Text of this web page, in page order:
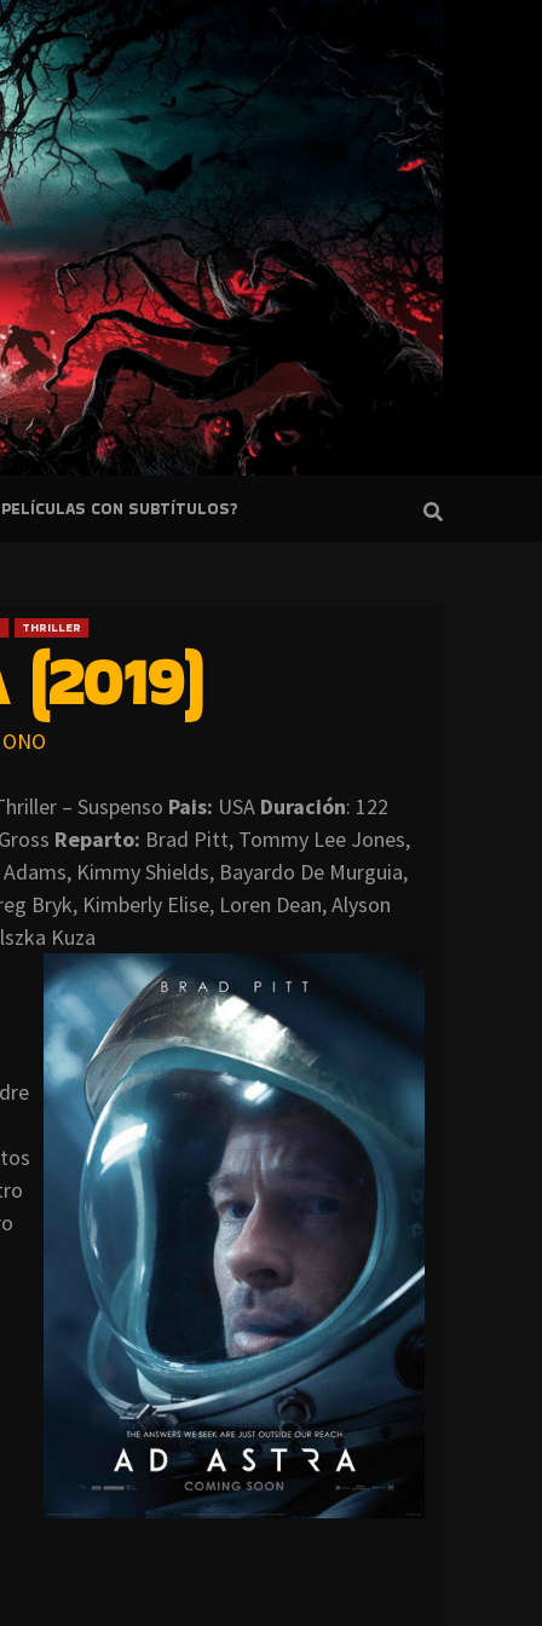
PELÍCULAS CON SUBTÍTULOS?
THRILLER
(2019)
– Suspenso Pais: USA Duración: 122
Reparto: Brad Pitt, Tommy Lee Jones,
Kimmy Shields, Bayardo De Murguia,
Bryk, Kimberly Elise, Loren Dean, Alyson
Kuza